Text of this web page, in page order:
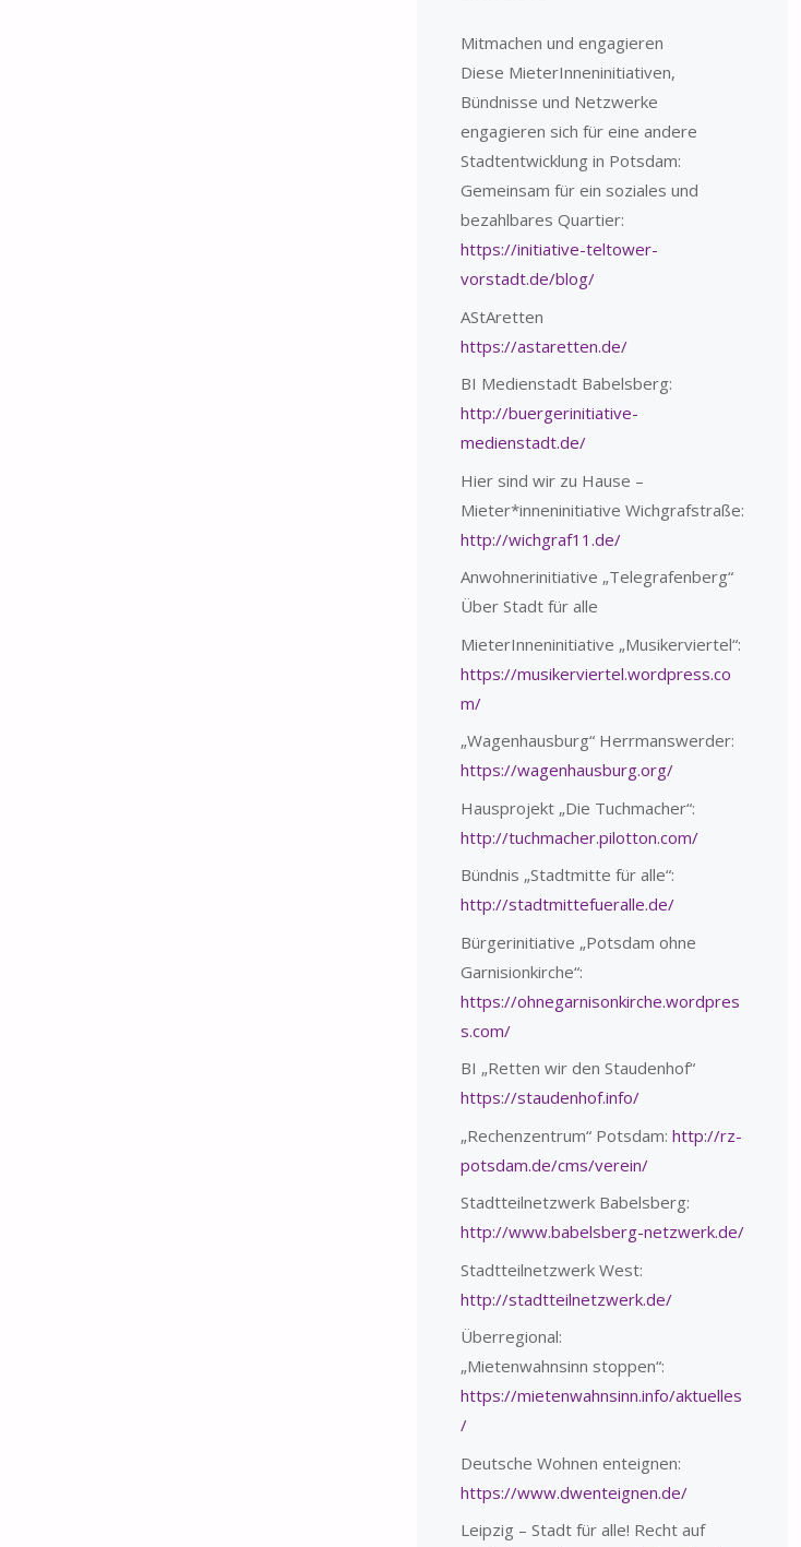
Mitmachen und engagieren
Diese MieterInneninitiativen,
Bündnisse und Netzwerke
engagieren sich für eine andere
Stadtentwicklung in Potsdam:
Gemeinsam für ein soziales und
bezahlbares Quartier:
https://initiative-teltower-
vorstadt.de/blog/
AStAretten
https://astaretten.de/
BI Medienstadt Babelsberg:
http://buergerinitiative-
medienstadt.de/
Hier sind wir zu Hause –
Mieter*inneninitiative Wichgrafstraße:
http://wichgraf11.de/
Anwohnerinitiative „Telegrafenberg“
Über Stadt für alle
MieterInneninitiative „Musikerviertel“:
https://musikerviertel.wordpress.co
m/
„Wagenhausburg“ Herrmanswerder:
https://wagenhausburg.org/
Hausprojekt „Die Tuchmacher“:
http://tuchmacher.pilotton.com/
Bündnis „Stadtmitte für alle“:
http://stadtmittefueralle.de/
Bürgerinitiative „Potsdam ohne
Garnisionkirche“:
https://ohnegarnisonkirche.wordpres
s.com/
BI „Retten wir den Staudenhof“
https://staudenhof.info/
„Rechenzentrum“ Potsdam: http://rz-
potsdam.de/cms/verein/
Stadtteilnetzwerk Babelsberg:
http://www.babelsberg-netzwerk.de/
Stadtteilnetzwerk West:
http://stadtteilnetzwerk.de/
Überregional:
„Mietenwahnsinn stoppen“:
https://mietenwahnsinn.info/aktuelles
/
Deutsche Wohnen enteignen:
https://www.dwenteignen.de/
Leipzig – Stadt für alle! Recht auf